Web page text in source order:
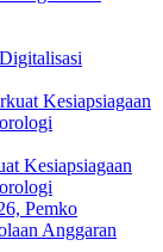
Kesiapsiagaan